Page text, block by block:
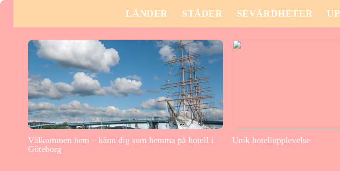
LÄNDER STÄDER SEVÄRDHETER
Välkommen hem – känn dig som hemma på hotell i
Göteborg
Unik hotellupplevelse